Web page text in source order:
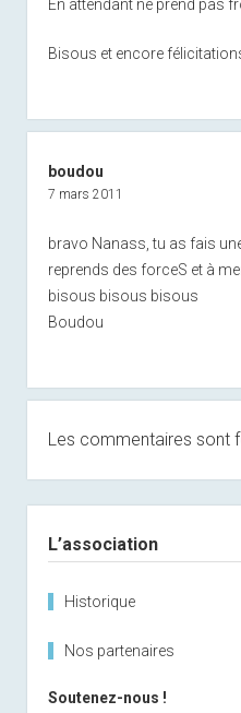
En attendant ne prend pas
Bisous et encore
boudou
7 mars 2011
bravo Nanass, tu as fais
reprends des forceS et à
bisous bisous bisous
Boudou
Les commentaires sont
L’association
Historique
Nos partenaires
Soutenez-nous !